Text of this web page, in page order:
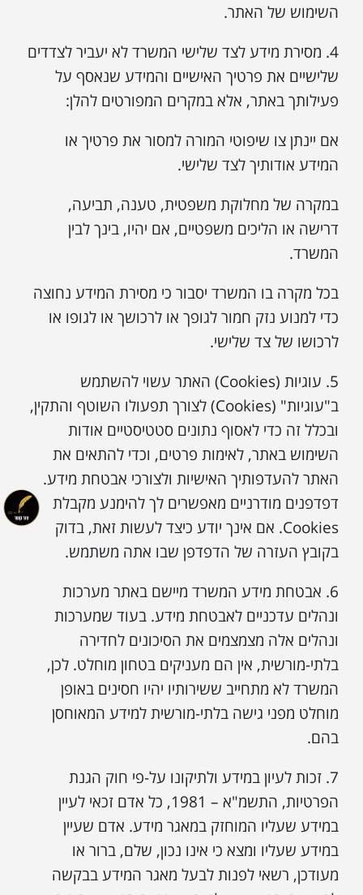
השימוש של האתר.
4. מסירת מידע לצד שלישי המשרד לא יעביר לצדדים
שלישיים את פרטיך האישיים והמידע שנאסף על
פעילותך באתר, אלא במקרים המפורטים להלן:
אם יינתן צו שיפוטי המורה למסור את פרטיך או
המידע אודותיך לצד שלישי.
במקרה של מחלוקת משפטית, טענה, תביעה,
דרישה או הליכים משפטיים, אם יהיו, בינך לבין
המשרד.
בכל מקרה בו המשרד יסבור כי מסירת המידע נחוצה
כדי למנוע נזק חמור לגופך או לרכושך או לגופו או
לרכושו של צד שלישי.
5. עוגיות (Cookies) האתר עשוי להשתמש
ב"עוגיות" (Cookies) לצורך תפעולו השוטף והתקין,
ובכלל זה כדי לאסוף נתונים סטטיסטיים אודות
השימוש באתר, לאימות פרטים, וכדי להתאים את
האתר להעדפותיך האישיות ולצורכי אבטחת מידע.
דפדפנים מודרניים מאפשרים לך להימנע מקבלת
Cookies. אם אינך יודע כיצד לעשות זאת, בדוק
בקובץ העזרה של הדפדפן שבו אתה משתמש.
6. אבטחת מידע המשרד מיישם באתר מערכות
ונהלים עדכניים לאבטחת מידע. בעוד שמערכות
ונהלים אלה מצמצמים את הסיכונים לחדירה
בלתי-מורשית, אין הם מעניקים בטחון מוחלט. לכן,
המשרד לא מתחייב ששירותיו יהיו חסינים באופן
מוחלט מפני גישה בלתי-מורשית למידע המאוחסן
בהם.
7. זכות לעיון במידע ולתיקונו על-פי חוק הגנת
הפרטיות, התשמ"א – 1981, כל אדם זכאי לעיין
במידע שעליו המוחזק במאגר מידע. אדם שעיין
במידע שעליו ומצא כי אינו נכון, שלם, ברור או
מעודכן, רשאי לפנות לבעל מאגר המידע בבקשה